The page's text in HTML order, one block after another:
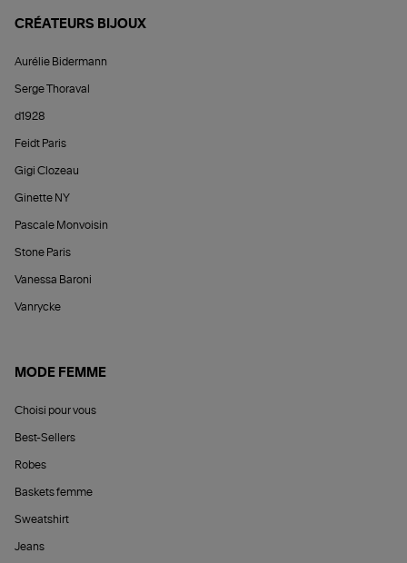
CRÉATEURS BIJOUX
Aurélie Bidermann
Serge Thoraval
d1928
Feidt Paris
Gigi Clozeau
Ginette NY
Pascale Monvoisin
Stone Paris
Vanessa Baroni
Vanrycke
MODE FEMME
Choisi pour vous
Best-Sellers
Robes
Baskets femme
Sweatshirt
Jeans